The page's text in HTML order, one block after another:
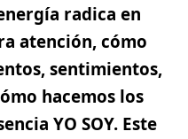
radica en
atención, cómo
sentimientos,
hacemos los
YO SOY. Este